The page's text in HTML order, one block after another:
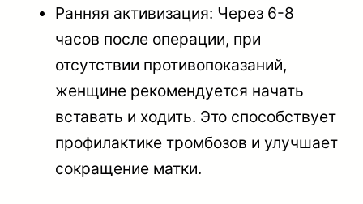
Ранняя активизация: Через 6-8
часов после операции, при
отсутствии противопоказаний,
женщине рекомендуется начать
вставать и ходить. Это способствует
профилактике тромбозов и улучшает
сокращение матки.